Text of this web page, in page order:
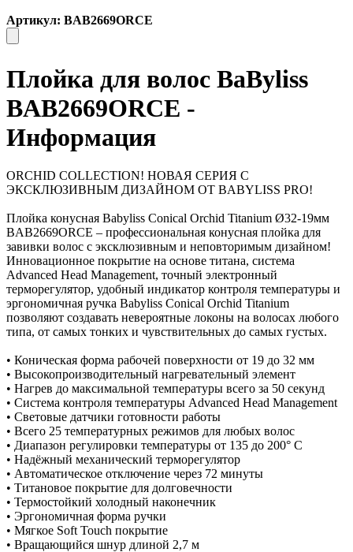
Артикул: BAB2669ORCE
Плойка для волос BaByliss
BAB2669ORCE -
Информация
ORCHID COLLECTION! НОВАЯ СЕРИЯ С
ЭКСКЛЮЗИВНЫМ ДИЗАЙНОМ ОТ BABYLISS PRO!
Плойка конусная Babyliss Conical Orchid Titanium Ø32-19мм
BAB2669ORCE – профессиональная конусная плойка для
завивки волос с эксклюзивным и неповторимым дизайном!
Инновационное покрытие на основе титана, система
Advanced Head Management, точный электронный
терморегулятор, удобный индикатор контроля температуры и
эргономичная ручка Babyliss Conical Orchid Titanium
позволяют создавать невероятные локоны на волосах любого
типа, от самых тонких и чувствительных до самых густых.
• Коническая форма рабочей поверхности от 19 до 32 мм
• Высокопроизводительный нагревательный элемент
• Нагрев до максимальной температуры всего за 50 секунд
• Система контроля температуры Advanced Head Management
• Световые датчики готовности работы
• Всего 25 температурных режимов для любых волос
• Диапазон регулировки температуры от 135 до 200° С
• Надёжный механический терморегулятор
• Автоматическое отключение через 72 минуты
• Титановое покрытие для долговечности
• Термостойкий холодный наконечник
• Эргономичная форма ручки
• Мягкое Soft Touch покрытие
• Вращающийся шнур длиной 2,7 м